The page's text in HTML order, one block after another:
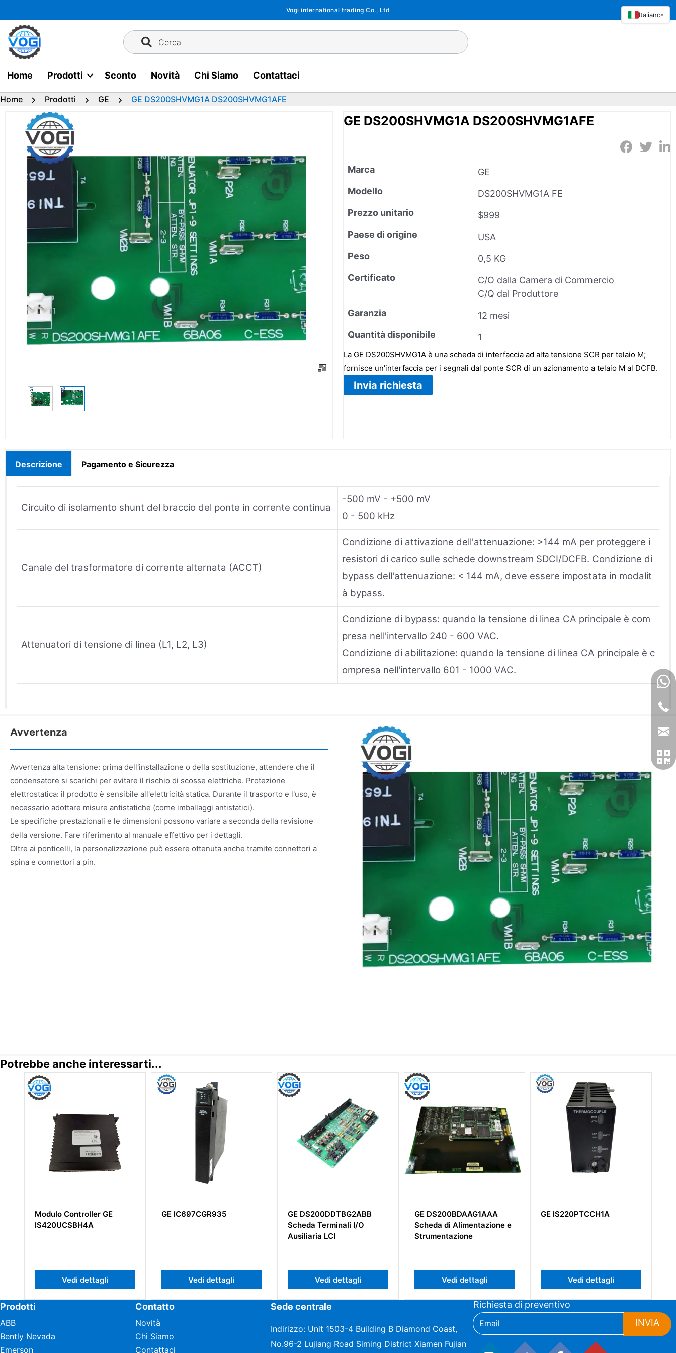
al
contenuto
Vogi international trading Co., Ltd
Cerca
Home Prodotti Sconto Novità Chi Siamo Contattaci
Home Prodotti GE GE DS200SHVMG1A DS200SHVMG1AFE
GE DS200SHVMG1A DS200SHVMG1AFE
Marca
GE
Modello
DS200SHVMG1A FE
Prezzo unitario
$999
Paese di origine
USA
Peso
0,5 KG
Certificato
C/O dalla Camera di Commercio
C/Q dal Produttore
Garanzia
12 mesi
Quantità disponibile
1
La GE DS200SHVMG1A è una scheda di interfaccia ad alta tensione SCR per telaio M;
fornisce un'interfaccia per i segnali dal ponte SCR di un azionamento a telaio M al DCFB.
Invia richiesta
Descrizione Pagamento e Sicurezza
Circuito di isolamento shunt del braccio del ponte in corrente continua
-500 mV - +500 mV
0 - 500 kHz
Canale del trasformatore di corrente alternata (ACCT)
Condizione di attivazione dell'attenuazione: >144 mA per proteggere i
resistori di carico sulle schede downstream SDCI/DCFB. Condizione di
bypass dell'attenuazione: < 144 mA, deve essere impostata in modalit
à bypass.
Attenuatori di tensione di linea (L1, L2, L3)
Condizione di bypass: quando la tensione di linea CA principale è com
presa nell'intervallo 240 - 600 VAC.
Condizione di abilitazione: quando la tensione di linea CA principale è c
ompresa nell'intervallo 601 - 1000 VAC.
Avvertenza
Avvertenza alta tensione: prima dell'installazione o della sostituzione, attendere che il
condensatore si scarichi per evitare il rischio di scosse elettriche. Protezione
elettrostatica: il prodotto è sensibile all'elettricità statica. Durante il trasporto e l'uso, è
necessario adottare misure antistatiche (come imballaggi antistatici).
Le specifiche prestazionali e le dimensioni possono variare a seconda della revisione
della versione. Fare riferimento al manuale effettivo per i dettagli.
Oltre ai ponticelli, la personalizzazione può essere ottenuta anche tramite connettori a
spina e connettori a pin.
Potrebbe anche interessarti...
GE IC697CGR935
Vedi dettagli
GE DS200DDTBG2ABB
Vedi dettagli
GE DS200BDAAG1AAA
Scheda di Alimentazione e
Strumentazione
Vedi dettagli
GE IS220PTCCH1A
Vedi dettagli
GE DS200EXPSG1A
Vedi dettagli
Prodotti
ABB
Bently Nevada
Emerson
Contatto
Novità
Chi Siamo
Contattaci
Sede centrale
Indirizzo: Unit 1503-4 Building B Diamond Coast,
No.96-2 Lujiang Road Siming District Xiamen Fujian
Richiesta di preventivo
INVIA
Italiano▾